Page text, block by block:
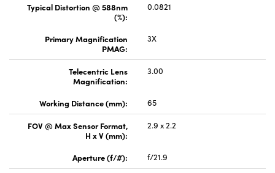
Typical Distortion @ 588nm
(%):
0.0821
Primary Magnification
PMAG:
3X
Telecentric Lens
Magnification:
3.00
Working Distance (mm): 65
FOV @ Max Sensor Format,
H x V (mm):
2.9 x 2.2
Aperture (f/#): f/21.9